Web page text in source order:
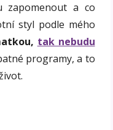
zapomenout a co
styl podle mého
tak nebudu
programy, a to